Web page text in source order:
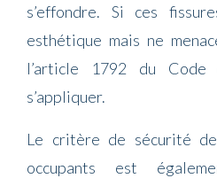
s’effondre. Si ces
esthétique mais ne
l’article 1792 du
s’appliquer.
Le critère de sécurité
occupants est